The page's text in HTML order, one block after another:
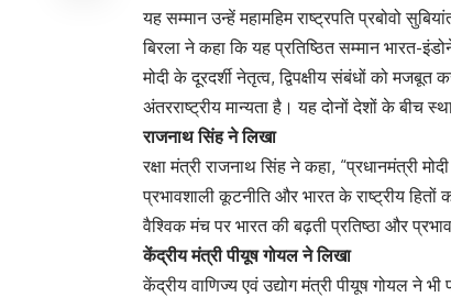
यह सम्मान उन्हें महामहिम राष्ट्रपति प्रबोवो
बिरला ने कहा कि यह प्रतिष्ठित सम्मान भारत-
मोदी के दूरदर्शी नेतृत्व, द्विपक्षीय संबंधों को
अंतरराष्ट्रीय मान्यता है। यह दोनों देशों के बीच
राजनाथ सिंह ने लिखा
रक्षा मंत्री राजनाथ सिंह ने कहा, “प्रधानमंत्री
प्रभावशाली कूटनीति और भारत के राष्ट्रीय
वैश्विक मंच पर भारत की बढ़ती प्रतिष्ठा और
केंद्रीय मंत्री पीयूष गोयल ने लिखा
केंद्रीय वाणिज्य एवं उद्योग मंत्री पीयूष गोयल ने